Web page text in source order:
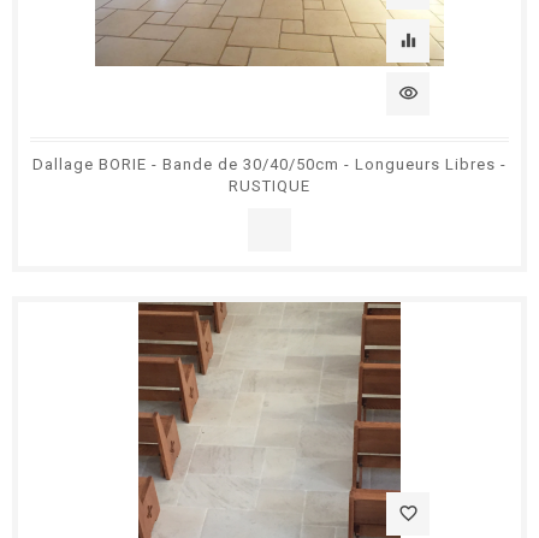
equalizer
visibility
Dallage BORIE - Bande de 30/40/50cm - Longueurs Libres -
RUSTIQUE
favorite_border